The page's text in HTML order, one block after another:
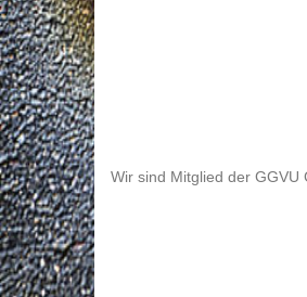
Wir sind Mitglied der GGVU